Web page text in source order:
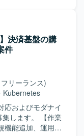
作成、リアルタ
リ構築等となり
定・設計・実装お
。
決済基盤の購
件
リーランス)
Kubernetes
応およびモダナイ
す。 【作業
機能追加、運用保